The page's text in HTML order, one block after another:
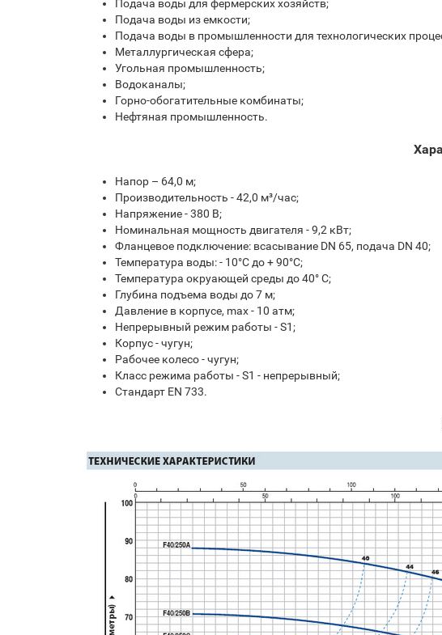
Подача воды для фермерских хозяйств;
Подача воды из емкости;
Подача воды в промышленности для технологических
Металлургическая сфера;
Угольная промышленность;
Водоканалы;
Горно-обогатительные комбинаты;
Нефтяная промышленность.
Напор – 64,0 м;
Производительность - 42,0 м³/час;
Напряжение - 380 В;
Номинальная мощность двигателя - 9,2 кВт;
Фланцевое подключение: всасывание DN 65, подача DN 40;
Температура воды: - 10°С до + 90°С;
Температура окруающей среды до 40° С;
Глубина подъема воды до 7 м;
Давление в корпусе, max - 10 атм;
Непрерывный режим работы - S1;
Корпус - чугун;
Рабочее колесо - чугун;
Класс режима работы - S1 - непрерывный;
Стандарт EN 733.